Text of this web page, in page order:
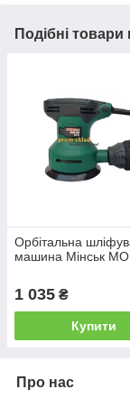
Подібні товари
Орбітальна
машина Мінськ
1 035 ₴
Купити
Про нас